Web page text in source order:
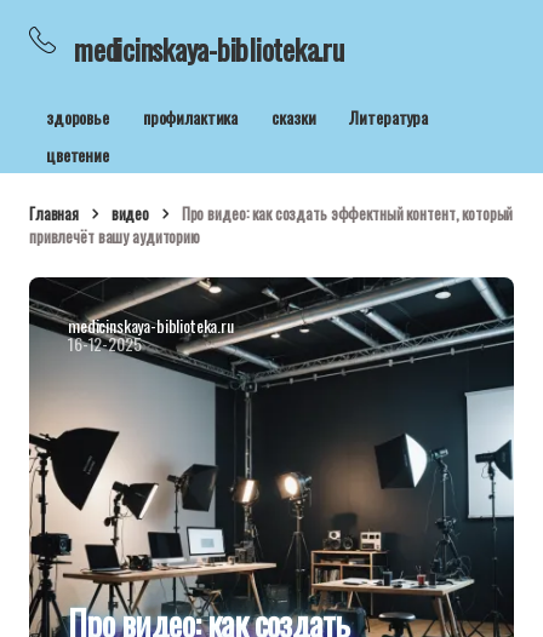
medicinskaya-biblioteka.ru
здоровье профилактика сказки
Литература
цветение
Главная видео
Про видео: как создать эффектный контент, который
привлечёт вашу аудиторию
medicinskaya-biblioteka.ru
16-12-2025
Про видео: как создать